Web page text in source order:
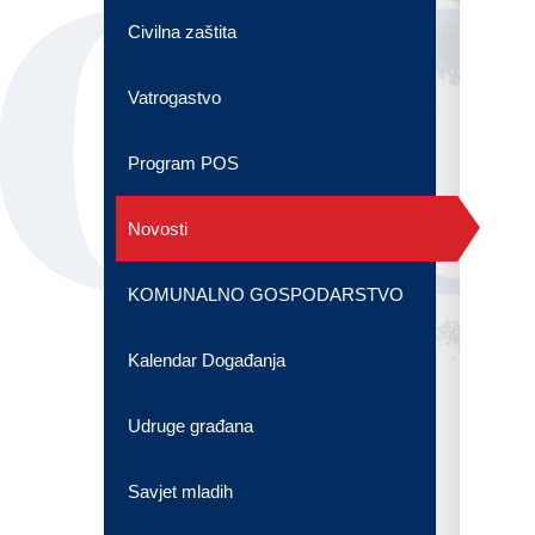
Civilna zaštita
Vatrogastvo
Program POS
Novosti
KOMUNALNO GOSPODARSTVO
Kalendar Događanja
Udruge građana
Savjet mladih